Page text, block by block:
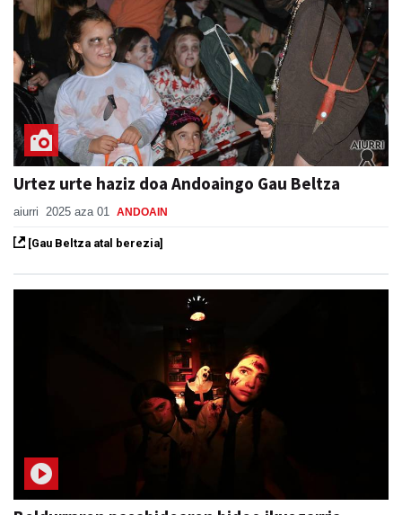
Urtez urte haziz doa Andoaingo Gau Beltza
aiurri 2025 aza 01 ANDOAIN
[Gau Beltza atal berezia]